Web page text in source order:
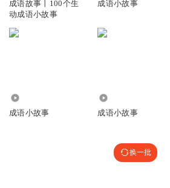
成语故事丨100个生
动成语小故事
成语小故事
成语小故事 成语小故事
换一批